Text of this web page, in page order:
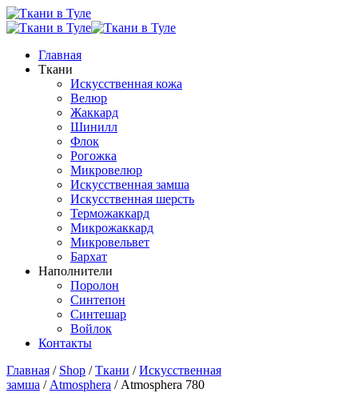
Главная
Ткани
Искусственная кожа
Велюр
Жаккард
Шинилл
Флок
Рогожка
Микровелюр
Искусственная замша
Искусственная шерсть
Терможаккард
Микрожаккард
Микровельвет
Бархат
Наполнители
Поролон
Синтепон
Синтешар
Войлок
Контакты
Главная / Shop /Ткани /Искусственная
замша / Atmosphera / Atmosphera 780